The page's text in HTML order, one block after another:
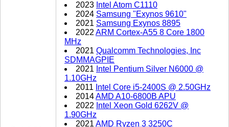
2023 Intel Atom C1110
2024 Samsung "Exynos 9610"
2021 Samsung Exynos 8895
2022ARM Cortex-A55 8 Core 1800
MHz
2021 Qualcomm Technologies, Inc
SDMMAGPIE
2021 Intel Pentium Silver N6000 @
1.10GHz
2011 Intel Core i5-2400S @ 2.50GHz
2014AMD A10-6800B APU
2022 Intel Xeon Gold 6262V @
1.90GHz
2021AMD Ryzen 3 3250C